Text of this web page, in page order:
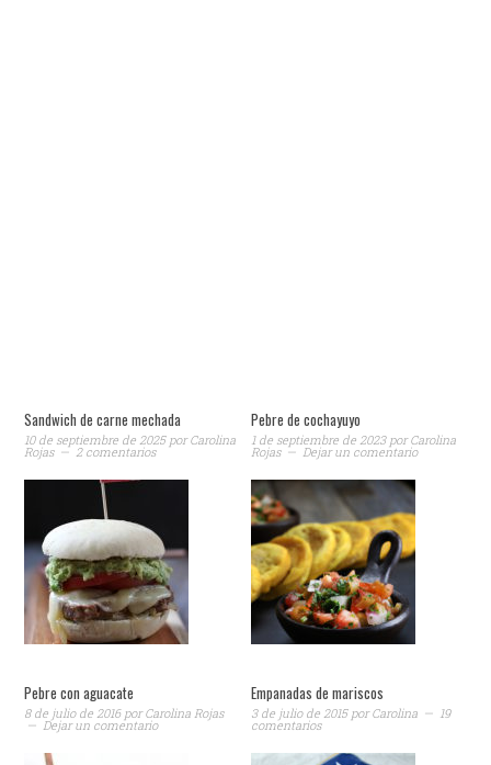
Sandwich de carne mechada
10 de septiembre de 2025porCarolina
Rojas 2 comentarios
Pebre de cochayuyo
1 de septiembre de 2023porCarolina
Rojas Dejar un comentario
Pebre con aguacate
8 de julio de 2016porCarolina Rojas
Dejar un comentario
Empanadas de mariscos
3 de julio de 2015porCarolina 19
comentarios